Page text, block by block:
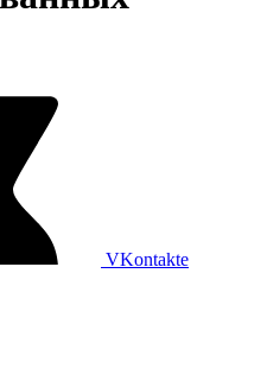
VKontakte